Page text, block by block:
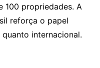
100 propriedades. A
reforça o papel
internacional.